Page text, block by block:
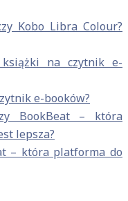
Kobo Libra Colour?
na czytnik e-
e-booków?
BookBeat – która
lepsza?
– która platforma do